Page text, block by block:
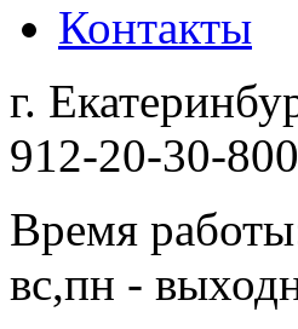
Контакты
г.
912-20-30-800
Время
вс,пн -